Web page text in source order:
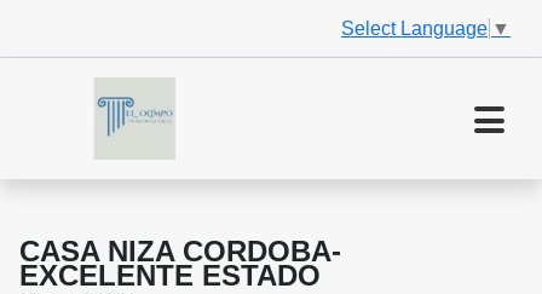
Select Language ▼
CASA NIZA CORDOBA-
EXCELENTE ESTADO